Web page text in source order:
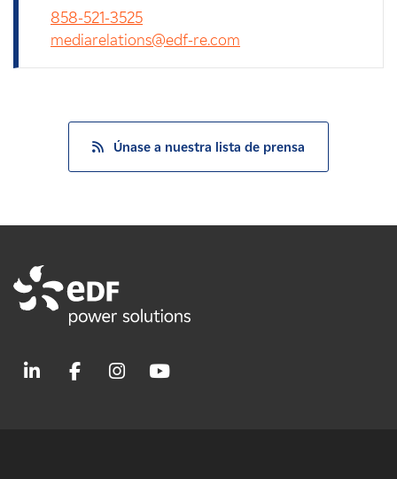
858-521-3525
mediarelations@edf-re.com
Únase a nuestra lista de prensa